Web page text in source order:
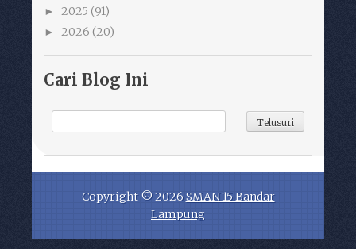
► 2025 (91)
► 2026 (20)
Cari Blog Ini
Copyright ©2026SMAN 15 Bandar
Lampung